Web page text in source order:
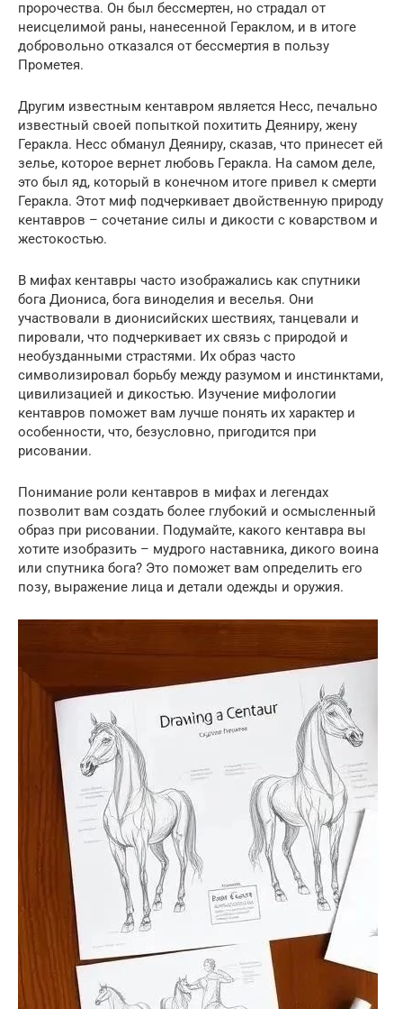
пророчества. Он был бессмертен, но страдал от
неисцелимой раны, нанесенной Гераклом, и в итоге
добровольно отказался от бессмертия в пользу
Прометея.
Другим известным кентавром является Несс, печально
известный своей попыткой похитить Деяниру, жену
Геракла. Несс обманул Деяниру, сказав, что принесет ей
зелье, которое вернет любовь Геракла. На самом деле,
это был яд, который в конечном итоге привел к смерти
Геракла. Этот миф подчеркивает двойственную природу
кентавров – сочетание силы и дикости с коварством и
жестокостью.
В мифах кентавры часто изображались как спутники
бога Диониса, бога виноделия и веселья. Они
участвовали в дионисийских шествиях, танцевали и
пировали, что подчеркивает их связь с природой и
необузданными страстями. Их образ часто
символизировал борьбу между разумом и инстинктами,
цивилизацией и дикостью. Изучение мифологии
кентавров поможет вам лучше понять их характер и
особенности, что, безусловно, пригодится при
рисовании.
Понимание роли кентавров в мифах и легендах
позволит вам создать более глубокий и осмысленный
образ при рисовании. Подумайте, какого кентавра вы
хотите изобразить – мудрого наставника, дикого воина
или спутника бога? Это поможет вам определить его
позу, выражение лица и детали одежды и оружия.